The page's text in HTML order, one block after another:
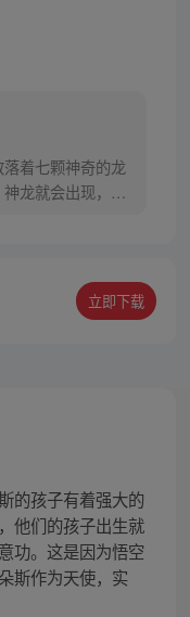
着七颗神奇的龙
龙就会出现，并
立即下载
的孩子有着强大的
他们的孩子出生就
功。这是因为悟空
斯作为天使，实